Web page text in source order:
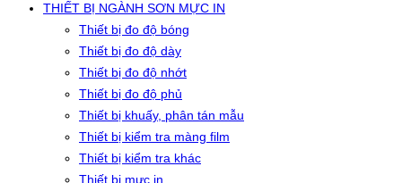
THIẾT BỊ NGÀNH SƠN MỰC IN
Thiết bị đo độ bóng
Thiết bị đo độ dày
Thiết bị đo độ nhớt
Thiết bị đo độ phủ
Thiết bị khuấy, phân tán mẫu
Thiết bị kiểm tra màng film
Thiết bị kiểm tra khác
Thiết bị mực in